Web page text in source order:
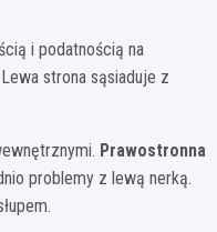
i podatnością na
strona sąsiaduje z
Prawostronna
problemy z lewą nerką.